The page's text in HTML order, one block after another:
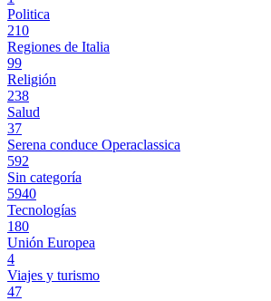
Politica
210
Regiones de Italia
99
Religión
238
Salud
37
Serena conduce Operaclassica
592
Sin categoría
5940
Tecnologías
180
Unión Europea
4
Viajes y turismo
47